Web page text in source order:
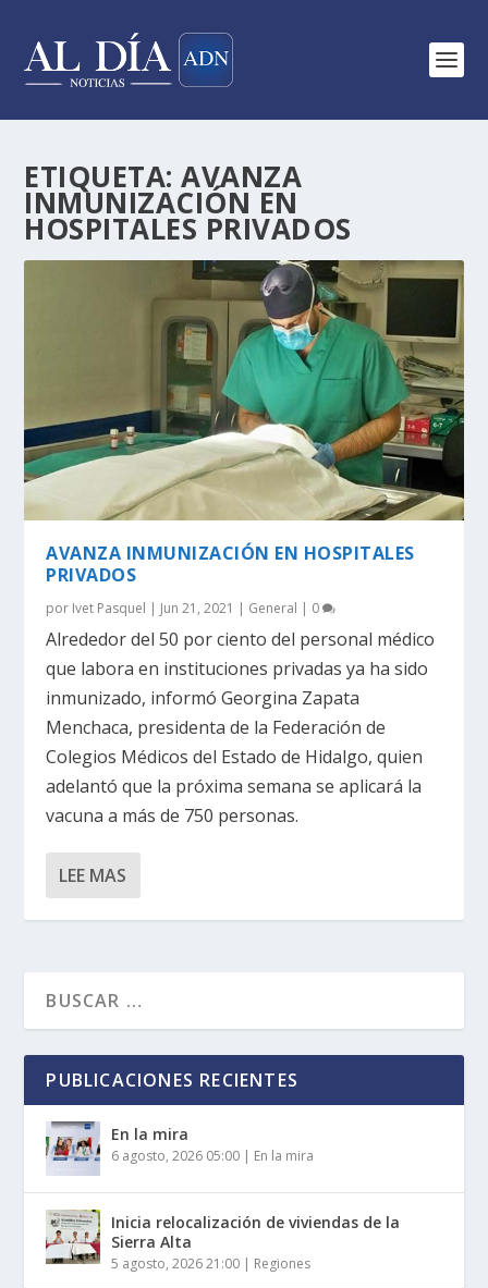
ETIQUETA:AVANZA
INMUNIZACIÓN EN
HOSPITALES PRIVADOS
AVANZA INMUNIZACIÓN EN HOSPITALES
PRIVADOS
por Ivet Pasquel | Jun 21, 2021 | General | 0
Alrededor del 50 por ciento del personal médico
que labora en instituciones privadas ya ha sido
inmunizado, informó Georgina Zapata
Menchaca, presidenta de la Federación de
Colegios Médicos del Estado de Hidalgo, quien
adelantó que la próxima semana se aplicará la
vacuna a más de 750 personas.
LEE MAS
PUBLICACIONES RECIENTES
En la mira
6 agosto, 2026 05:00 | En la mira
Inicia relocalización de viviendas de la
Sierra Alta
5 agosto, 2026 21:00 | Regiones